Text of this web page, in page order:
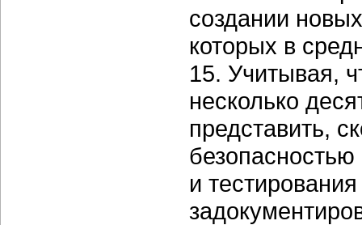
создании
которых в
15. Учитывая,
несколько
представить,
и